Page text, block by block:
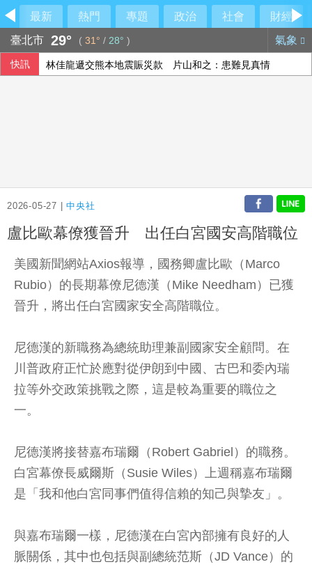
最新 熱門 專題 政治 社會
財經
臺北市 29° ( 31° / 28° ) 氣象
快訊 林佳龍遞交熊本地震賑災款 片山和之：患難見真情
2026-05-27 |中央社
盧比歐幕僚獲晉升 出任白宮國安高階職位
美國新聞網站Axios報導，國務卿盧比歐（Marco
Rubio）的長期幕僚尼德漢（Mike Needham）已獲
晉升，將出任白宮國家安全高階職位。
尼德漢的新職務為總統助理兼副國家安全顧問。在
川普政府正忙於應對從伊朗到中國、古巴和委內瑞
拉等外交政策挑戰之際，這是較為重要的職位之
一。
尼德漢將接替嘉布瑞爾（Robert Gabriel）的職務。
白宮幕僚長威爾斯（Susie Wiles）上週稱嘉布瑞爾
是「我和他白宮同事們值得信賴的知己與摯友」。
與嘉布瑞爾一樣，尼德漢在白宮內部擁有良好的人
脈關係，其中也包括與副總統范斯（JD Vance）的